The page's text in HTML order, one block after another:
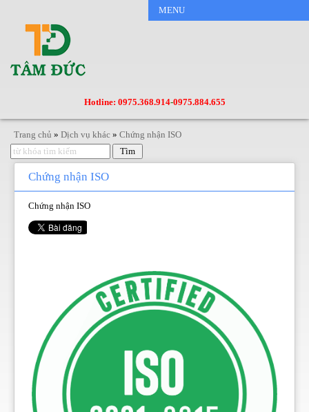
Hotline: 0975.368.914-0975.884.655
MENU
Trang chủ » Dịch vụ khác » Chứng nhận ISO
Chứng nhận ISO
Chứng nhận ISO